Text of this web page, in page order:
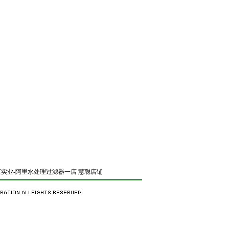
业-阿里水处理过滤器一店 慧聪店铺